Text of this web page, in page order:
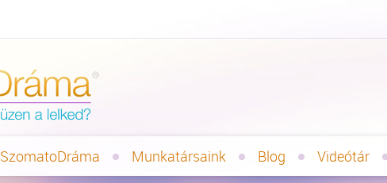
SzomatoDráma Munkatársaink Blog Videótár